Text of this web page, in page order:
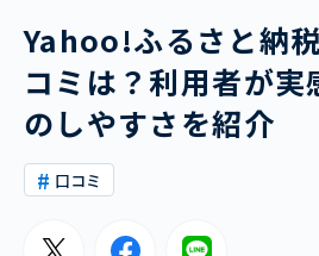
Yahoo!ふるさと納
コミは？利用者が実
のしやすさを紹介
口コミ